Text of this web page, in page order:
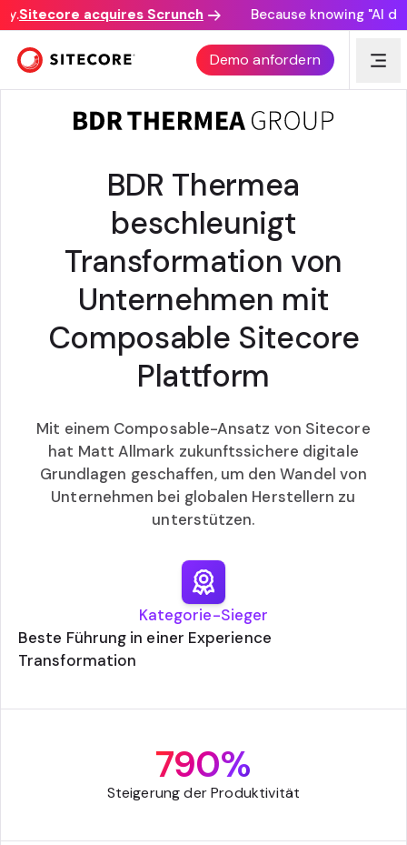
Sitecore acquires Scrunch Because knowing "AI
Demo anfordern
KUNDEN-AUSZEICHNUNG
BDR Thermea
beschleunigt
Transformation von
Unternehmen mit
Composable Sitecore
Plattform
Mit einem Composable-Ansatz von Sitecore
hat Matt Allmark zukunftssichere digitale
Grundlagen geschaffen, um den Wandel von
Unternehmen bei globalen Herstellern zu
unterstützen.
Kategorie-Sieger
Beste Führung in einer Experience
Transformation
790%
Steigerung der Produktivität